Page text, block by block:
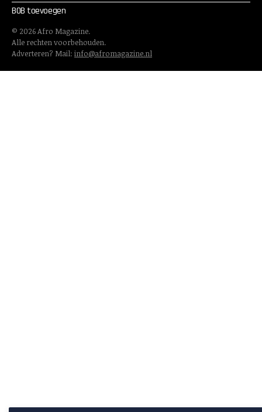
BOB toevoegen
© 2026Afro Magazine.
Alle rechten voorbehouden.
Adverteren? Mail: info@afromagazine.nl